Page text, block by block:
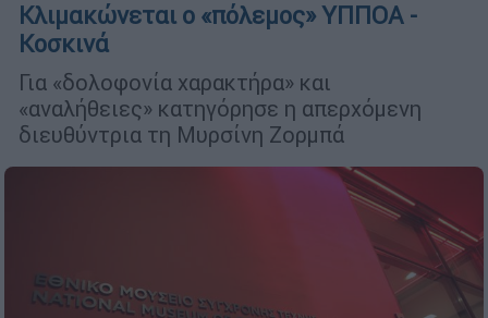
Κλιµακώνεται ο «πόλεµος» ΥΠΠΟΑ -
Κοσκινά
Για «δολοφονία χαρακτήρα» και
«αναλήθειες» κατηγόρησε η απερχόµενη
διευθύντρια τη Μυρσίνη Ζορµπά